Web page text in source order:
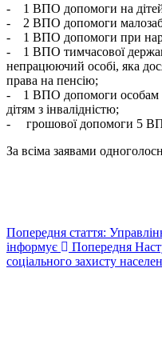
- 1 ВПО допомоги на
- 2 ВПО допомоги
- 1 ВПО допомоги при
- 1 ВПО тимчасової
непрацюючий особі, яка
права на пенсію;
- 1 ВПО допомоги особам з
дітям з інвалідністю;
- грошової допомоги 5
За всіма заявами
Попередня стаття:
інформує
Попередня
соціального захисту